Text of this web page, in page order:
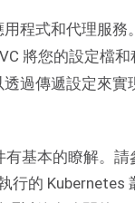
程式和代理服
將您的設定檔
過傳遞設定來
有基本的瞭解。
行的 Kubernetes